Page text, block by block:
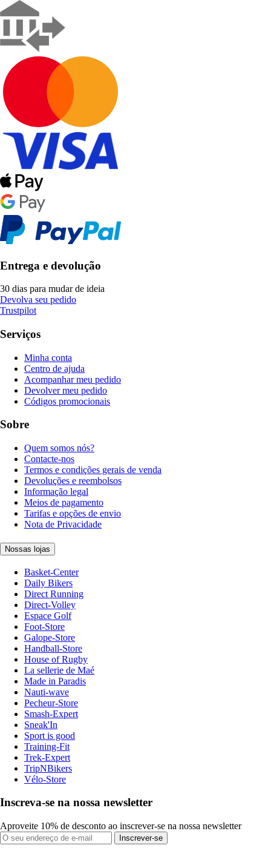
Entrega e devolução
30 dias para mudar de ideia
Devolva seu pedido
Trustpilot
Serviços
Minha conta
Centro de ajuda
Acompanhar meu pedido
Devolver meu pedido
Códigos promocionais
Sobre
Quem somos nós?
Contacte-nos
Termos e condições gerais de venda
Devoluções e reembolsos
Informação legal
Meios de pagamento
Tarifas e opções de envio
Nota de Privacidade
Nossas lojas
Basket-Center
Daily Bikers
Direct Running
Direct-Volley
Espace Golf
Foot-Store
Galope-Store
Handball-Store
House of Rugby
La sellerie de Maé
Made in Paradis
Nauti-wave
Pecheur-Store
Smash-Expert
Sneak'In
Sport is good
Training-Fit
Trek-Expert
TripNBikers
Vélo-Store
Inscreva-se na nossa newsletter
Aproveite 10% de desconto ao inscrever-se na nossa newsletter
Inscrever-se